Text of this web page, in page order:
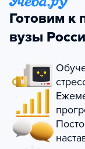
Готовим к
вузы